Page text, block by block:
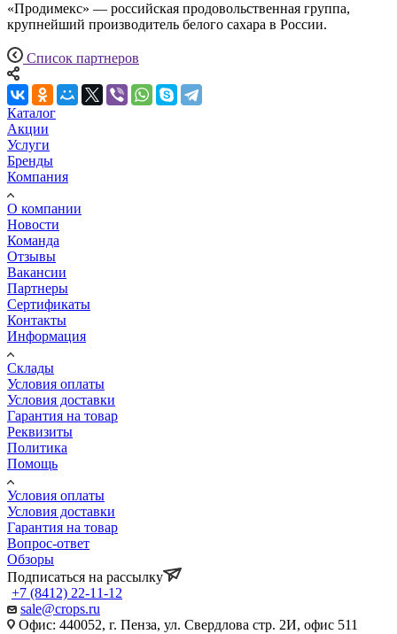
«Продимекс» — российская продовольственная группа,
крупнейший производитель белого сахара в России.
Список партнеров
Каталог
Акции
Услуги
Бренды
Компания
О компании
Новости
Команда
Отзывы
Вакансии
Партнеры
Сертификаты
Контакты
Информация
Склады
Условия оплаты
Условия доставки
Гарантия на товар
Реквизиты
Политика
Помощь
Условия оплаты
Условия доставки
Гарантия на товар
Вопрос-ответ
Обзоры
Подписаться на рассылку
+7 (8412) 22-11-12
sale@crops.ru
Офис: 440052, г. Пенза, ул. Свердлова стр. 2И, офис 511